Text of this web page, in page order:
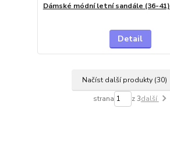
Dámské módní letní sandále (36-41)
Detail
Načíst další produkty (30)
strana z 3další